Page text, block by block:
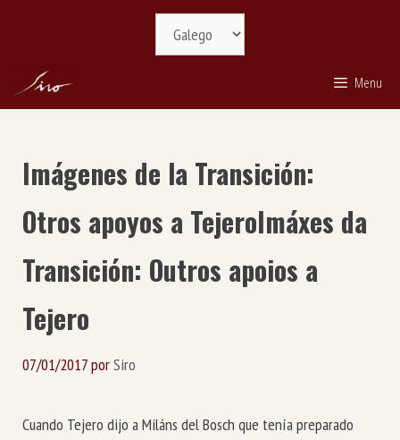
Menu
Imágenes de la Transición:
Otros apoyos a TejeroImáxes da
Transición: Outros apoios a
Tejero
07/01/2017porSiro
Cuando Tejero dijo a Miláns del Bosch que tenía preparado